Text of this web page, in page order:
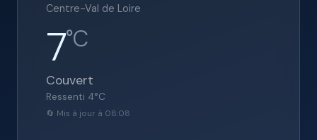
Centre-Val de Loire
7°C
Couvert
Ressenti 4°C
🔄 Mis à jour à 08:08